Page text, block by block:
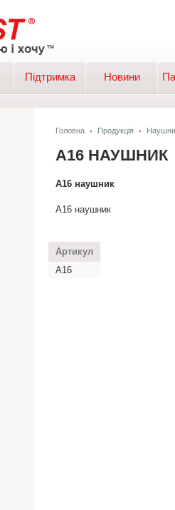
Підтримка Новини
Головна Продукція
A16 НАУШНИК
A16 наушник
A16 наушник
Артикул
A16